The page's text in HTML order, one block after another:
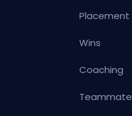
Placement
Wins
Coaching
Teammate